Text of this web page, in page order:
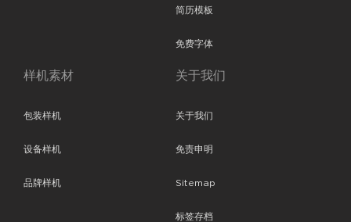
简历模板
免费字体
样机素材
包装样机
设备样机
品牌样机
关于我们
关于我们
免责申明
Sitemap
标签存档